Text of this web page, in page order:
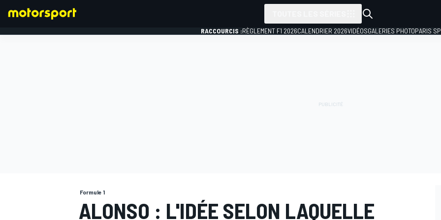
RACCOURCIS :RÈGLEMENT F1 2026CALENDRIER 2026VIDÉOSGALERIES PHOTOPARIS
Formule 1
ALONSO : L'IDÉE SELON LAQUELLE